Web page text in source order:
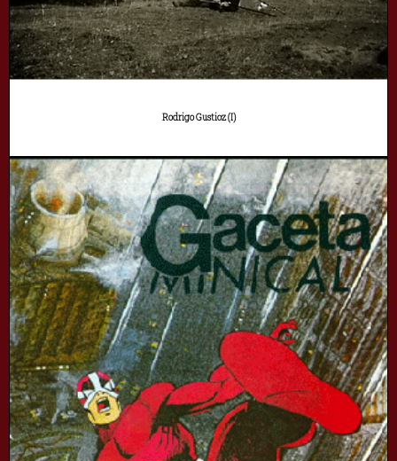
Rodrigo Gustioz (I)